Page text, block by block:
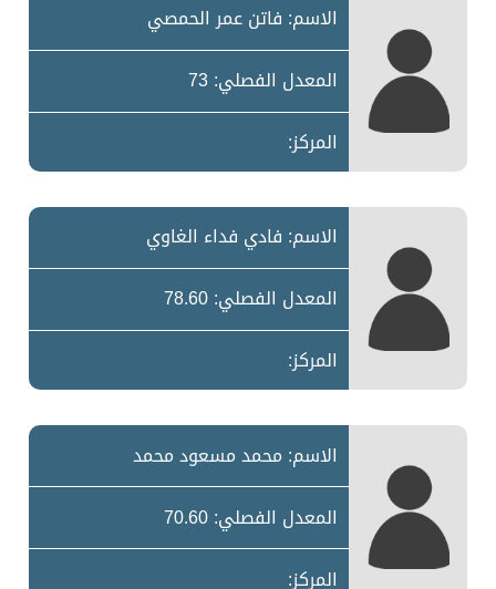
الاسم: فاتن عمر الحمصي
المعدل الفصلي: 73
المركز:
الاسم: فادي فداء الغاوي
المعدل الفصلي: 78.60
المركز:
الاسم: محمد مسعود محمد
المعدل الفصلي: 70.60
المركز: